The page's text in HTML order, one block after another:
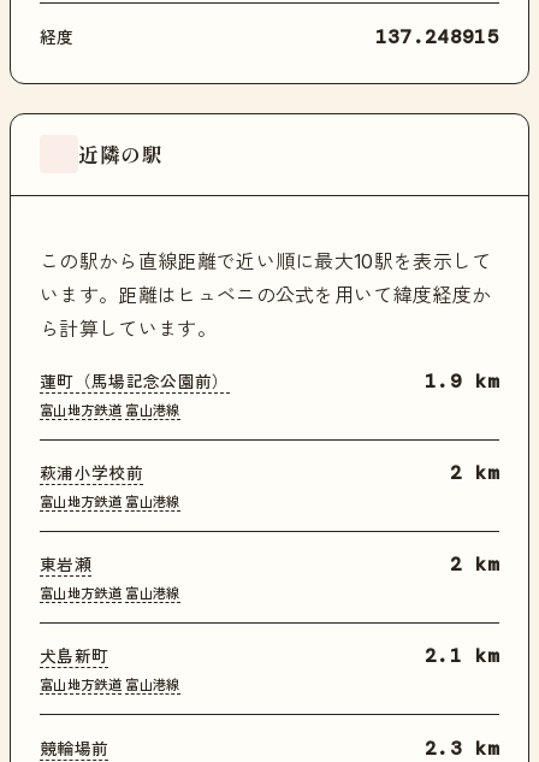
経度 137.248915
近隣の駅
この駅から直線距離で近い順に最大10駅を表示して
います。距離はヒュベニの公式を用いて緯度経度か
ら計算しています。
蓮町（馬場記念公園前）
富山地方鉄道 富山港線
1.9 km
萩浦小学校前
富山地方鉄道 富山港線
2 km
東岩瀬
富山地方鉄道 富山港線
2 km
犬島新町
富山地方鉄道 富山港線
2.1 km
競輪場前 2.3 km